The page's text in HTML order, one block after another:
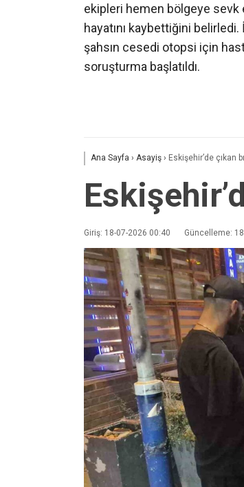
ekipleri hemen bölgeye sevk
hayatını kaybettiğini
şahsın cesedi otopsi için
soruşturma başlatıldı.
Ana Sayfa › Asayiş › Eskişehir’de çıkan
Giriş: 18-07-2026 00:40 Güncelleme: